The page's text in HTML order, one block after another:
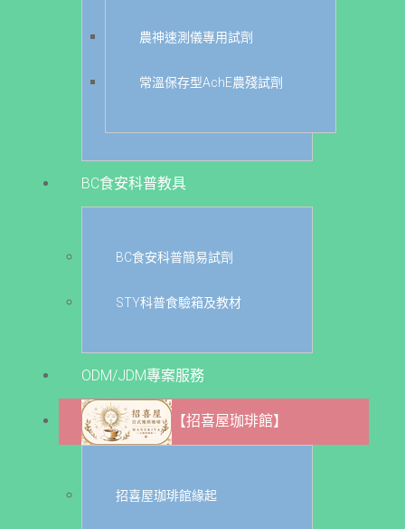
農神速測儀專用試劑
常溫保存型AchE農殘試劑
BC食安科普教具
BC食安科普簡易試劑
STY科普食驗箱及教材
ODM/JDM專案服務
【招喜屋珈琲館】
招喜屋珈琲館緣起